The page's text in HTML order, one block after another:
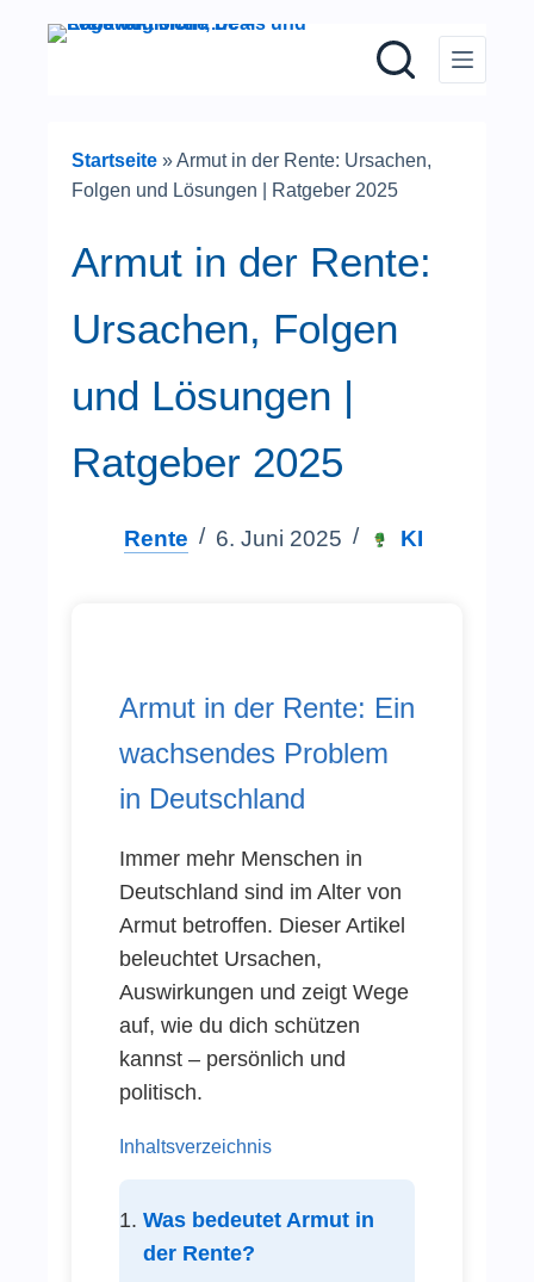
Zum
Startseite »Armut in der Rente: Ursachen,
Folgen und Lösungen | Ratgeber 2025
Armut in der Rente:
Ursachen, Folgen
und Lösungen |
Ratgeber 2025
Rente 6. Juni 2025 KI
Armut in der Rente: Ein
wachsendes Problem
in Deutschland
Immer mehr Menschen in
Deutschland sind im Alter von
Armut betroffen. Dieser Artikel
beleuchtet Ursachen,
Auswirkungen und zeigt Wege
auf, wie du dich schützen
kannst – persönlich und
politisch.
Inhaltsverzeichnis
Was bedeutet Armut in
der Rente?